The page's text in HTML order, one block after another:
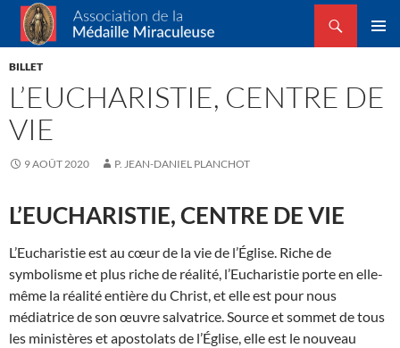
Association de la Médaille Miraculeuse
Recherche
ALLER
BILLET
L’EUCHARISTIE, CENTRE DE
VIE
9 AOÛT 2020 P. JEAN-DANIEL PLANCHOT
L’EUCHARISTIE, CENTRE DE VIE
L’Eucharistie est au cœur de la vie de l’Église. Riche de
symbolis­me et plus riche de réalité, l’Eucharistie porte en elle-
même la réalité entière du Christ, et elle est pour nous
médiatrice de son œuvre salvatri­ce. Source et sommet de tous
les ministères et apostolats de l’Église, elle est le nouveau